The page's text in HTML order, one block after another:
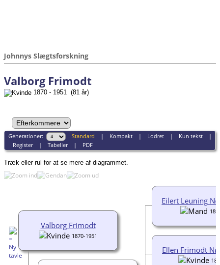
Johnnys Slægtsforskning
Valborg Frimodt
1870 - 1951 (81 år)
Generationer: Standard | Kompakt| Lodret| Kun tekst|
Register| Tabeller| PDF
Træk eller rul for at se mere af diagrammet.
Eilert Leuning
Ellen Frimodt
Valborg Frimodt
1870-1951